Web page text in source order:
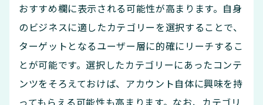
おすすめ欄に表示される可能性が高まります。自身
のビジネスに適したカテゴリーを選択することで、
ターゲットとなるユーザー層に的確にリーチするこ
とが可能です。選択したカテゴリーにあったコンテ
ンツをそろえておけば、アカウント自体に興味を持
ってもらえる可能性も高まります。なお、カテゴリ